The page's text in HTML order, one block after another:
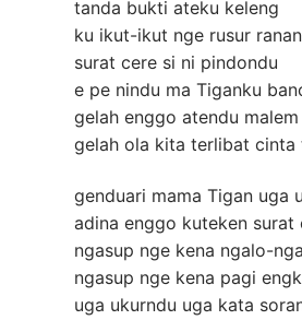
tanda bukti ateku keleng
ku ikut-ikut nge rusur
surat cere si ni pindondu
e pe nindu ma Tiganku
gelah enggo atendu malem
gelah ola kita terlibat cinta
genduari mama Tigan uga
adina enggo kuteken surat
ngasup nge kena ngalo-
ngasup nge kena pagi
uga ukurndu uga kata